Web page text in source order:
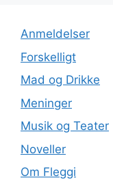
Anmeldelser
Forskelligt
Mad og Drikke
Meninger
Musik og Teater
Noveller
Om Fleggi